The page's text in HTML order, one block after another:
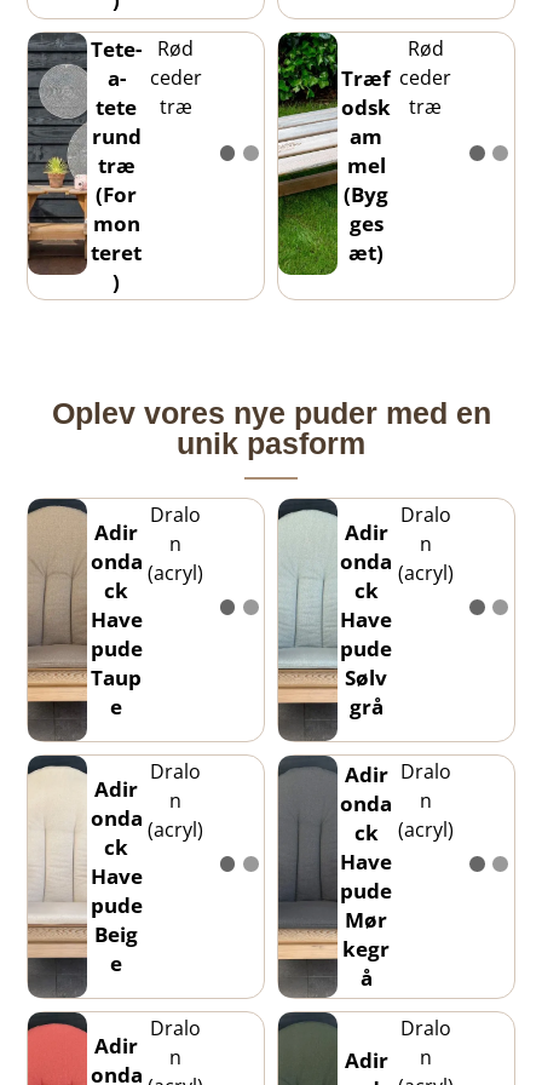
Tete-
a-
tete
rund
træ
(For
mon
teret
)
Rød
ceder
træ
Træf
odsk
am
mel
(Byg
ges
æt)
Rød
ceder
træ
Oplev vores nye puder med en
unik pasform
Adir
onda
ck
Have
pude
Taup
e
Dralo
n
(acryl)
Adir
onda
ck
Have
pude
Sølv
grå
Dralo
n
(acryl)
Adir
onda
ck
Have
pude
Beig
e
Dralo
n
(acryl)
Adir
onda
ck
Have
pude
Mør
kegr
å
Dralo
n
(acryl)
Adir
onda
Dralo
n
Adir
Dralo
n